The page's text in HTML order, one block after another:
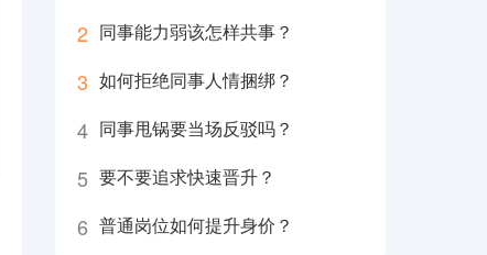
2 同事能力弱该怎样共事？
3 如何拒绝同事人情捆绑？
4 同事甩锅要当场反驳吗？
5 要不要追求快速晋升？
6 普通岗位如何提升身价？